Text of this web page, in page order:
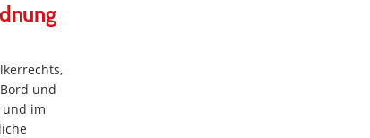
und
und im